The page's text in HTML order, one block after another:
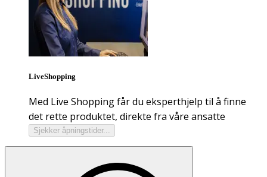
LiveShopping
Med Live Shopping får du eksperthjelp til å finne
det rette produktet, direkte fra våre ansatte
Sjekker åpningstider...